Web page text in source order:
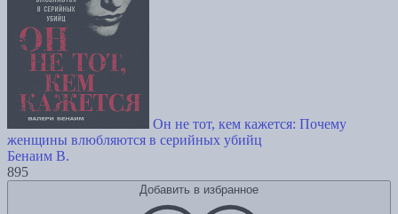
Он не тот, кем кажется: Почему
женщины влюбляются в серийных убийц
Бенаим В.
895
Добавить в избранное